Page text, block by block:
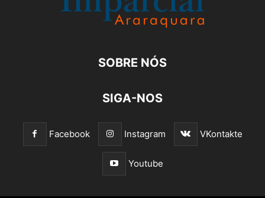
SOBRE NÓS
SIGA-NOS
Facebook Instagram VKontakte
Youtube